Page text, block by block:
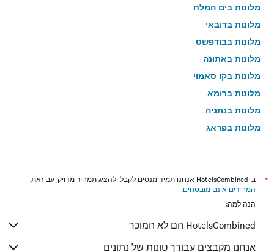
מלונות בים המלח
מלונות בדובאי
מלונות בבודפשט
מלונות באתונה
מלונות בקו סאמוי
מלונות ברומא
מלונות בנתניה
מלונות בפראג
מלונות בניו יורק
מלונות בבנגקוק
מלונות בפאפוס
מלונות בלימסול
*
ב-HotelsCombined אנחנו תמיד מנסים לקבל ולהציג תמחור מדויק, עם זאת,
המחירים אינם מובטחים.
הנה למה:
HotelsCombined הם לא המוכר
אנחנו מקבצים עבורך טונות של נתונים